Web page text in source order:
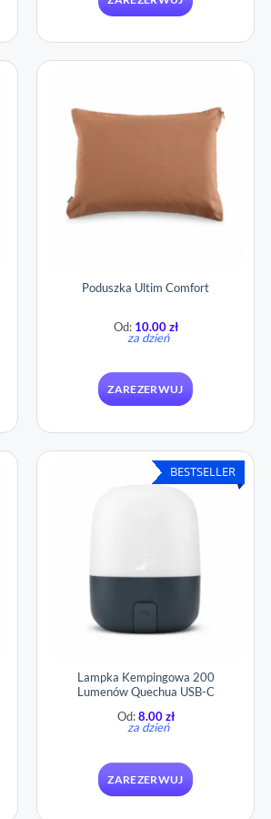
Poduszka Ultim Comfort
Od: 10.00zł
za dzień
ZAREZERWUJ
BESTSELLER
Lampka Kempingowa 200
Lumenów Quechua USB-C
Od:8.00zł
za dzień
ZAREZERWUJ